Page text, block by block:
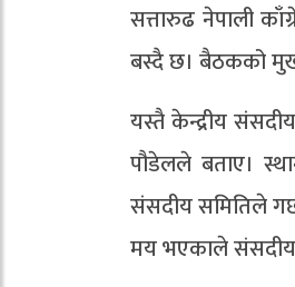
सत्तारुढ नेपाली
बस्दै छ। बैठकको
यस्तै केन्द्रीय
पौडेलले बताए।
संसदीय समितिले
मय भएकाले संसदीय